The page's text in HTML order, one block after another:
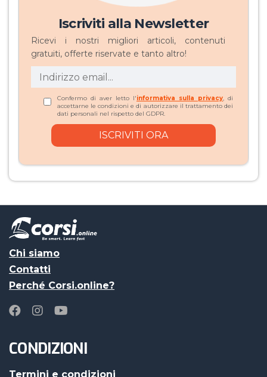
Iscriviti alla Newsletter
Ricevi i nostri migliori articoli, contenuti
gratuiti, offerte riservate e tanto altro!
Confermo di aver letto l'informativa sulla privacy, di
accettarne le condizioni e di autorizzare il trattamento dei
dati personali nel rispetto del GDPR.
Chi siamo
Contatti
Perché Corsi.online?
CONDIZIONI
Termini e condizioni